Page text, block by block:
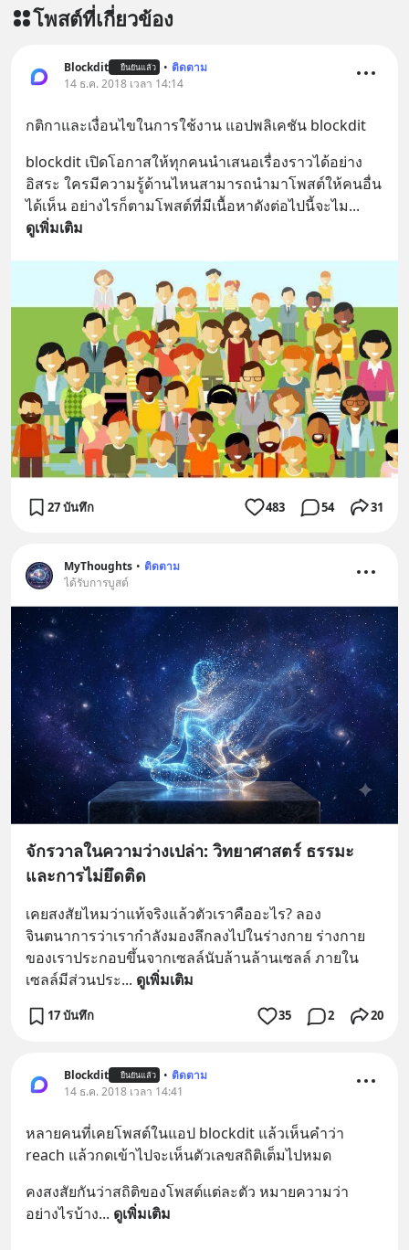
โพสต์ที่เกี่ยวข้อง
Blockdit ยืนยันแล้ว • ติดตาม
14 ธ.ค. 2018 เวลา 14:14
กติกาและเงื่อนไขในการใช้งาน แอปพลิเคชัน blockdit
blockdit เปิดโอกาสให้ทุกคนนำเสนอเรื่องราวได้อย่าง
อิสระ ใครมีความรู้ด้านไหนสามารถนำมาโพสต์ให้คนอื่น
ได้เห็น อย่างไรก็ตามโพสต์ที่มีเนื้อหาดังต่อไปนี้จะไม...
ดูเพิ่มเติม
27 บันทึก 483 54 31
MyThoughts • ติดตาม
ได้รับการบูสต์
จักรวาลในความว่างเปล่า: วิทยาศาสตร์ ธรรมะ
และการไม่ยึดติด
เคยสงสัยไหมว่าแท้จริงแล้วตัวเราคืออะไร? ลอง
จินตนาการว่าเรากำลังมองลึกลงไปในร่างกาย ร่างกาย
ของเราประกอบขึ้นจากเซลล์นับล้านล้านเซลล์ ภายใน
เซลล์มีส่วนประ... ดูเพิ่มเติม
17 บันทึก 35 2 20
Blockdit ยืนยันแล้ว • ติดตาม
14 ธ.ค. 2018 เวลา 14:41
หลายคนที่เคยโพสต์ในแอป blockdit แล้วเห็นคำว่า
reach แล้วกดเข้าไปจะเห็นตัวเลขสถิติเต็มไปหมด
คงสงสัยกันว่าสถิติของโพสต์แต่ละตัว หมายความว่า
อย่างไรบ้าง... ดูเพิ่มเติม